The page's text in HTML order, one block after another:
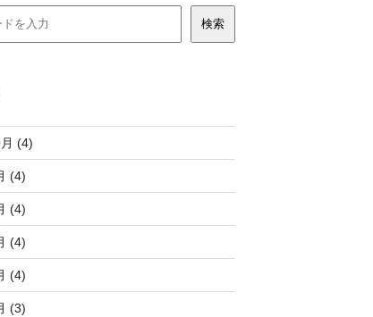
(4)
(4)
(4)
(4)
(4)
(3)